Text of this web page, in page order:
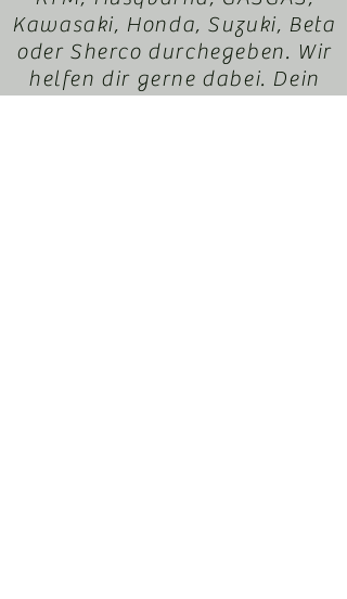
Kawasaki, Honda, Suzuki, Beta
oder Sherco durchegeben. Wir
helfen dir gerne dabei. Dein